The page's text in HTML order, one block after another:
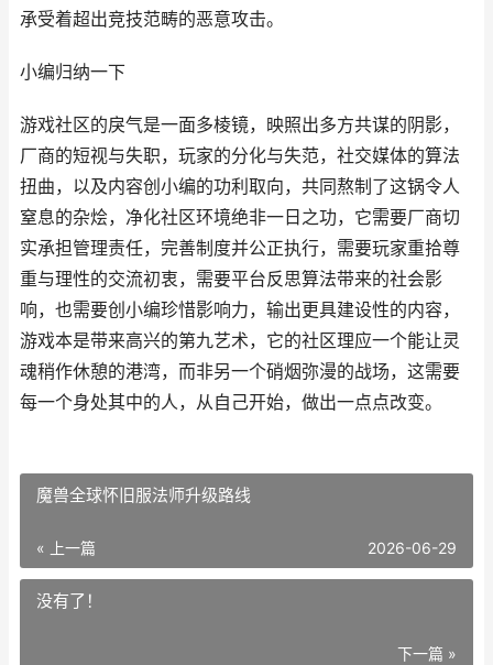
承受着超出竞技范畴的恶意攻击。
小编归纳一下
游戏社区的戾气是一面多棱镜，映照出多方共谋的阴影，
厂商的短视与失职，玩家的分化与失范，社交媒体的算法
扭曲，以及内容创小编的功利取向，共同熬制了这锅令人
窒息的杂烩，净化社区环境绝非一日之功，它需要厂商切
实承担管理责任，完善制度并公正执行，需要玩家重拾尊
重与理性的交流初衷，需要平台反思算法带来的社会影
响，也需要创小编珍惜影响力，输出更具建设性的内容，
游戏本是带来高兴的第九艺术，它的社区理应一个能让灵
魂稍作休憩的港湾，而非另一个硝烟弥漫的战场，这需要
每一个身处其中的人，从自己开始，做出一点点改变。
魔兽全球怀旧服法师升级路线
« 上一篇 2026-06-29
没有了！
下一篇 »